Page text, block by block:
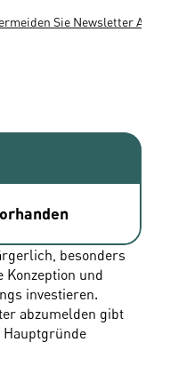
Sie Newsletter
besonders
Konzeption und
investieren.
abzumelden gibt
Hauptgründe